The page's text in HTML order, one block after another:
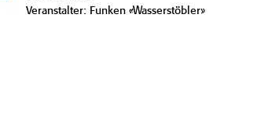
Veranstalter: Funken «Wasserstöbler»